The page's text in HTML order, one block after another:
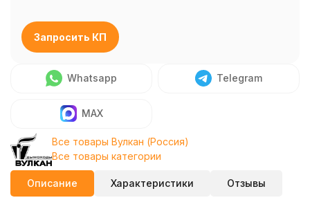
Запросить КП
Whatsapp Telegram
MAX
Все товары Вулкан (Россия)
Все товары категории
Описание Характеристики Отзывы